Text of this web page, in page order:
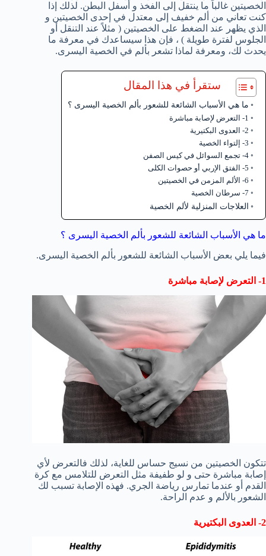
الخصيتين غالباً ما ينتقل إلى الفخذ و أسفل البطن. لذلك إذا
كنت تعاني من ألم خفيف إلى معتدل في إحدى الخصيتين و
الذي يظهر عند الضغط على الخصيتين ( مثلاً عند التنقل أو
الجلوس لفترة طويلة ) ، فإن هذا سيساعدك في معرفة ما
يحدث لك، ومعرفة لماذا تشعر بألم في الخصية اليسرى.
ستقرأ في هذا المقال
ما هي الأسباب الشائعة للشعور بألم الخصية اليسرى ؟
1- التعرض لإصابة مباشرة
2- العدوى البكتيرية
3- إلتواء الخصية
4- تجمع السوائل في كيس الصفن
5- الفتق الإربي أو حصوات الكلى
6- الألم المزمن في الخصيتين
7- سرطان الخصية
العلاجات المنزلية لألم الخصية
ما هي الأسباب الشائعة للشعور بألم الخصية اليسرى ؟
فيما يلي بعض الأسباب الشائعة للشعور بألم الخصية اليسرى.
1- التعرض لإصابة مباشرة
تتكون الخصيتين من نسيج حساس للغاية، لذلك فالتعرض لأي
إصابة مباشرة حتى و لو طفيفة مثل التعرض للتلامس مع كرة
القدم أو عندما تمارس رياضة الجري. فهذه الإصابة تسبب لك
الشعور بالألم و عدم الراحة.
2- العدوى البكتيرية